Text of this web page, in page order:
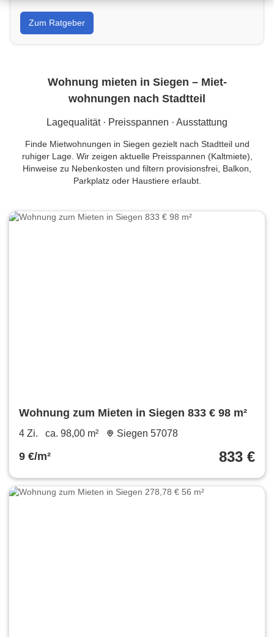
Von Wandfarbe bis Sanierung: Tipps, Kostenrahmen
und Handwerkersuche in Siegen für dein Projekt.
Zum Ratgeber
Wohnung mieten in Siegen – Miet­
wohnungen nach Stadtteil
Lagequalität · Preisspannen · Ausstattung
Finde Mietwohnungen in Siegen gezielt nach Stadtteil und
ruhiger Lage. Wir zeigen aktuelle Preisspannen (Kaltmiete),
Hinweise zu Nebenkosten und filtern provisionsfrei, Balkon,
Parkplatz oder Haustiere erlaubt.
Wohnung zum Mieten in Siegen 833 € 98 m²
4 Zi. ca. 98,00 m² Siegen 57078
9 €/m² 833 €